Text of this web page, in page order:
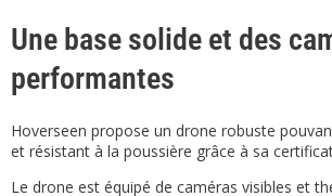
Une base solide et des
performantes
Hoverseen propose un drone robuste
et résistant à la poussière grâce à sa
Le drone est équipé de caméras visibles et